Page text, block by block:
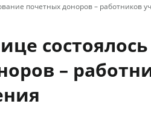
почетных доноров – работников
состоялось
–